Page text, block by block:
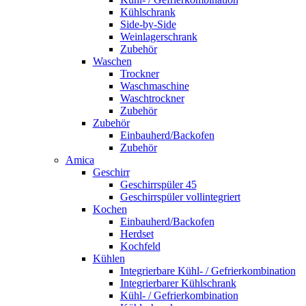
Kühlschrank
Side-by-Side
Weinlagerschrank
Zubehör
Waschen
Trockner
Waschmaschine
Waschtrockner
Zubehör
Zubehör
Einbauherd/Backofen
Zubehör
Amica
Geschirr
Geschirrspüler 45
Geschirrspüler vollintegriert
Kochen
Einbauherd/Backofen
Herdset
Kochfeld
Kühlen
Integrierbare Kühl- / Gefrierkombination
Integrierbarer Kühlschrank
Kühl- / Gefrierkombination